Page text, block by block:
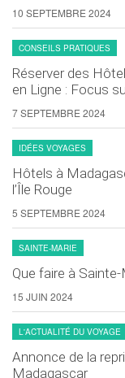
10 SEPTEMBRE 2024
CONSEILS PRATIQUES
Réserver des
en Ligne : Focus
7 SEPTEMBRE 2024
IDÉES VOYAGES
Hôtels à
l’Île Rouge
5 SEPTEMBRE 2024
SAINTE-MARIE
Que faire à
15 JUIN 2024
L'ACTUALITÉ DU VOYAGE
Annonce de la
Madagascar